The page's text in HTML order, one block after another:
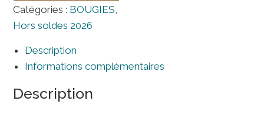
Bougie
Chakra
Lotus
Catégories : BOUGIES,
Hors soldes 2026
Description
Informations complémentaires
Description